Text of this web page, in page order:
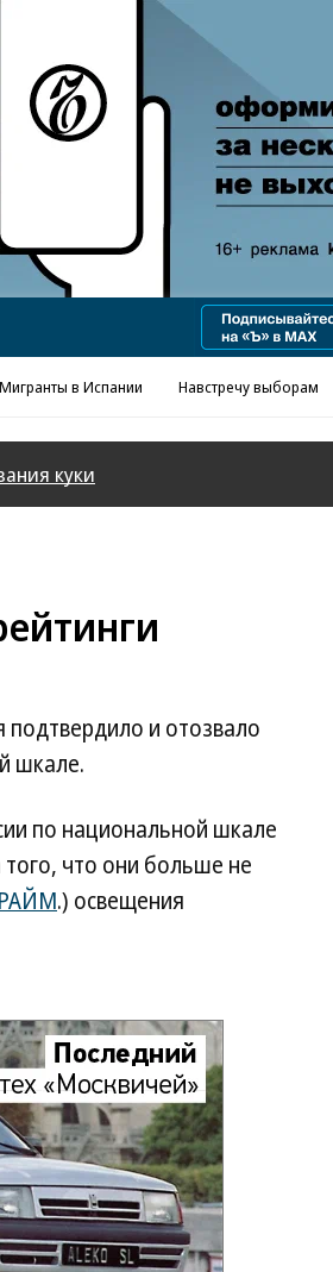
www.kommersant.ru/ad
Мигранты в Испании Навстречу выборам
куки
подтвердило и отозвало
шкале.
по национальной шкале
что они больше не
.) освещения